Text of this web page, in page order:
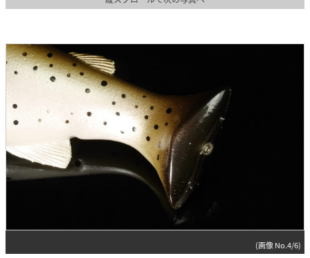
(画像 No.4/6)